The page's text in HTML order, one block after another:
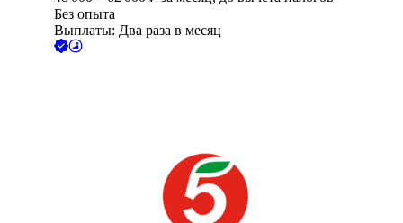
Без опыта
Выплаты: Два раза в месяц